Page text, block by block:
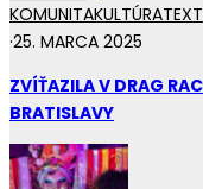
KOMUNITAKULTÚRATEXT
·25. MARCA 2025
ZVÍŤAZILA V DRAG
BRATISLAVY